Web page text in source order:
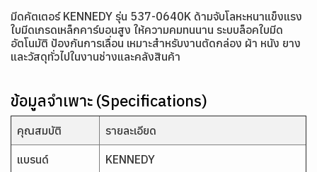
มีดคัตเตอร์ KENNEDY รุ่น 537-0640K ด้ามจับโลหะหนาแข็งแรง
ใบมีดเกรดเหล็กคาร์บอนสูง ให้ความคมทนนาน ระบบล็อคใบมีด
อัตโนมัติ ป้องกันการเลื่อน เหมาะสำหรับงานตัดกล่อง ผ้า หนัง ยาง
และวัสดุทั่วไปในงานช่างและคลังสินค้า
ข้อมูลจำเพาะ (Specifications)
คุณสมบัติ รายละเอียด
แบรนด์ KENNEDY